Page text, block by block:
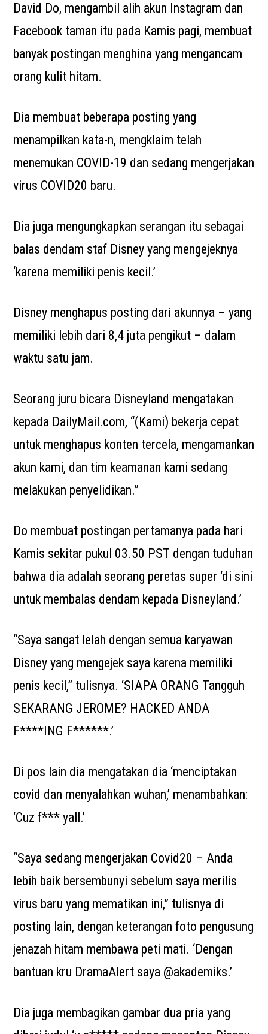
David Do, mengambil alih akun Instagram dan
Facebook taman itu pada Kamis pagi, membuat
banyak postingan menghina yang mengancam
orang kulit hitam.
Dia membuat beberapa posting yang
menampilkan kata-n, mengklaim telah
menemukan COVID-19 dan sedang mengerjakan
virus COVID20 baru.
Dia juga mengungkapkan serangan itu sebagai
balas dendam staf Disney yang mengejeknya
‘karena memiliki penis kecil.’
Disney menghapus posting dari akunnya – yang
memiliki lebih dari 8,4 juta pengikut – dalam
waktu satu jam.
Seorang juru bicara Disneyland mengatakan
kepada DailyMail.com, “(Kami) bekerja cepat
untuk menghapus konten tercela, mengamankan
akun kami, dan tim keamanan kami sedang
melakukan penyelidikan.”
Do membuat postingan pertamanya pada hari
Kamis sekitar pukul 03.50 PST dengan tuduhan
bahwa dia adalah seorang peretas super ‘di sini
untuk membalas dendam kepada Disneyland.’
“Saya sangat lelah dengan semua karyawan
Disney yang mengejek saya karena memiliki
penis kecil,” tulisnya. ‘SIAPA ORANG Tangguh
SEKARANG JEROME? HACKED ANDA
F****ING F******.’
Di pos lain dia mengatakan dia ‘menciptakan
covid dan menyalahkan wuhan,’ menambahkan:
‘Cuz f*** yall.’
“Saya sedang mengerjakan Covid20 – Anda
lebih baik bersembunyi sebelum saya merilis
virus baru yang mematikan ini,” tulisnya di
posting lain, dengan keterangan foto pengusung
jenazah hitam membawa peti mati. ‘Dengan
bantuan kru DramaAlert saya @akademiks.’
Dia juga membagikan gambar dua pria yang